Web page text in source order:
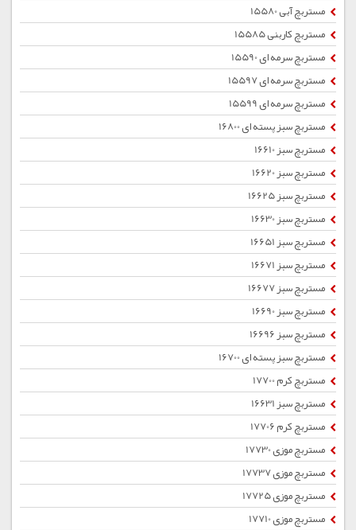
مستربچ آبی 15580
مستربچ کاربنی 15585
مستربچ سرمه ای 15590
مستربچ سرمه ای 15597
مستربچ سرمه ای 15599
مستربچ سبز پسته ای 16800
مستربچ سبز 16610
مستربچ سبز 16620
مستربچ سبز 16625
مستربچ سبز 16630
مستربچ سبز 16651
مستربچ سبز 16671
مستربچ سبز 16677
مستربچ سبز 16690
مستربچ سبز 16696
مستربچ سبز پسته ای 16700
مستربچ کرم 17700
مستربچ سبز 16631
مستربچ کرم 17706
مستربچ موزی 17730
مستربچ موزی 17737
مستربچ موزی 17725
مستربچ موزی 17710